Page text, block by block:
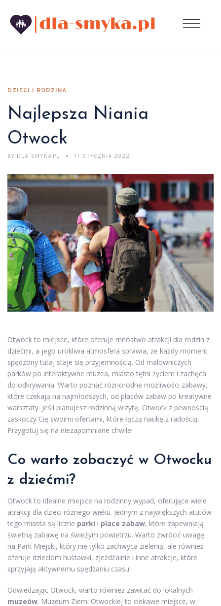
DZIECI I RODZINA
Najlepsza Niania
Otwock
BY DLA-SMYKA.PL 17 STYCZNIA 2022
Otwock to miejsce, które oferuje mnóstwo atrakcji dla rodzin z
dziećmi, a jego urokliwa atmosfera sprawia, że każdy moment
spędzony tutaj staje się przyjemnością. Od malowniczych
parków po interaktywne muzea, miasto tętni życiem i zachęca
do odkrywania. Warto poznać różnorodne możliwości zabawy,
które czekają na najmłodszych, od placów zabaw po kreatywne
warsztaty. Jeśli planujesz rodzinną wizytę, Otwock z pewnością
zaskoczy Cię swoimi ofertami, które łączą naukę z radością.
Przygotuj się na niezapomniane chwile!
Co warto zobaczyć w Otwocku
z dziećmi?
Otwock to idealne miejsce na rodzinny wypad, oferujące wiele
atrakcji dla dzieci różnego wieku. Jednym z największych atutów
tego miasta są liczne parki i place zabaw, które zapewniają
świetną zabawę na świeżym powietrzu. Warto zwrócić uwagę
na Park Miejski, który nie tylko zachwyca zielenią, ale również
oferuje dzieciom huśtawki, zjeżdżalnie i inne atrakcje, które
sprzyjają aktywnemu spędzaniu czasu.
Odwiedzając Otwock, warto również zawitać do lokalnych
muzeów. Muzeum Ziemi Otwockiej to ciekawe miejsce, w